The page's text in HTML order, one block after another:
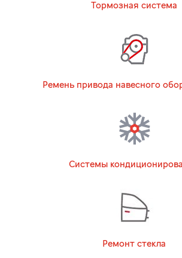
Тормозная система
Ремень привода навесного
Системы
Ремонт стекла